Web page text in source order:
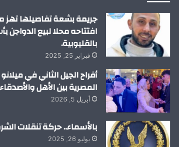
م
جريمة بشعة تفاصيلها
افتتاحه محلا لبيع
بالقليوبية.
فبراير 25, 2025
أفراح الجيل الثاني في
المصرية بين الأهل والأصدقاء
أبريل 5, 2026
بالأسماء.. حركة تنقلات الشرطة
يوليو 26, 2025